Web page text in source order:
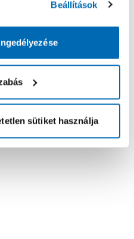
Beállítások
sütiket használja